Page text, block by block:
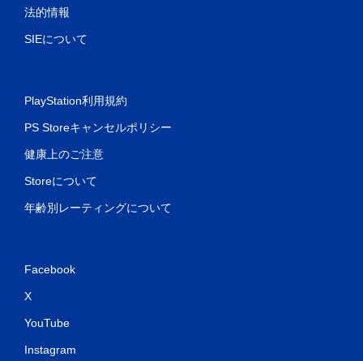
法的情報
SIEについて
PlayStation利用規約
PS Storeキャンセルポリシー
健康上のご注意
Storeについて
年齢別レーティングについて
Facebook
X
YouTube
Instagram